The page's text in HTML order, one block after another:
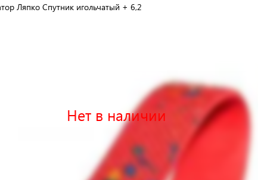
Ляпко Спутник игольчатый + 6,2
Нет в наличии